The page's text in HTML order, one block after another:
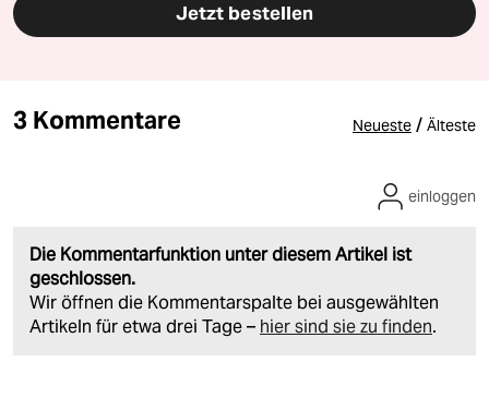
Jetzt bestellen
3 Kommentare Neueste / Älteste
Die Kommentarfunktion unter diesem Artikel ist
geschlossen.
Wir öffnen die Kommentarspalte bei ausgewählten
Artikeln für etwa drei Tage – hier sind sie zu finden.
einloggen